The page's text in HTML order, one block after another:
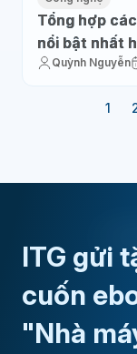
Tổng hợp
nổi bật nhất
Quỳnh Nguyễn
1
ITG gửi
cuốn
"Nhà